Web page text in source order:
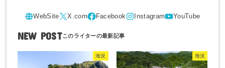
NEW POST
海況 海況